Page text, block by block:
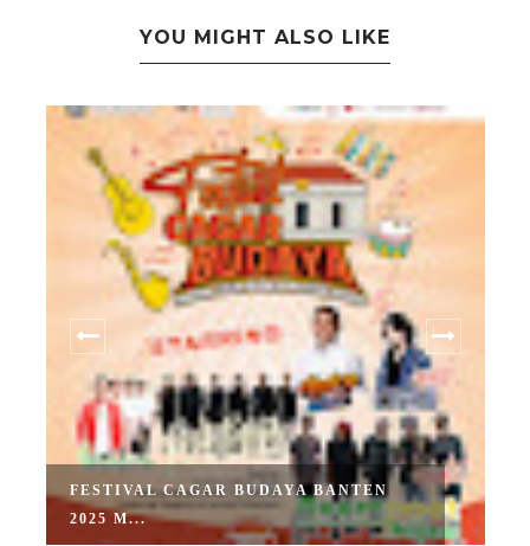
YOU MIGHT ALSO LIKE
FESTIVAL CAGAR BUDAYA BANTEN
2025 M...